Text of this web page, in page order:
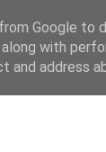
Google to
with
address